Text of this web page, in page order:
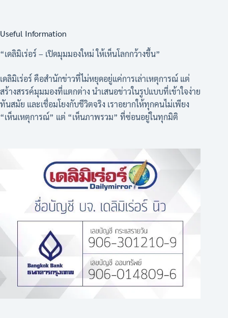
Useful Information
“เดลิมิเร่อร์ – เปิดมุมมองใหม่ ให้เห็นโลกกว้างขึ้น”
เดลิมิเร่อร์ คือสำนักข่าวที่ไม่หยุดอยู่แค่การเล่าเหตุการณ์ แต่
สร้างสรรค์มุมมองที่แตกต่าง นำเสนอข่าวในรูปแบบที่เข้าใจง่าย
ทันสมัย และเชื่อมโยงกับชีวิตจริง เราอยากให้ทุกคนไม่เพียง
“เห็นเหตุการณ์” แต่ “เห็นภาพรวม” ที่ซ่อนอยู่ในทุกมิติ